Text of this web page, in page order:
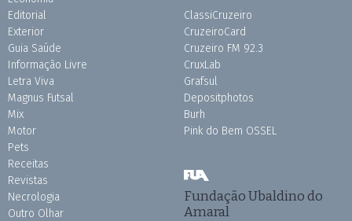
Editorial
Exterior
Guia Saúde
Informação Livre
Letra Viva
Magnus Futsal
Mix
Motor
Pets
Receitas
Revistas
Necrologia
Outro Olhar
ClassiCruzeiro
CruzeiroCard
Cruzeiro FM 92.3
CruxLab
Grafsul
Depositphotos
Burh
Pink do Bem OSSEL
Fundação Ubaldino do
Amaral